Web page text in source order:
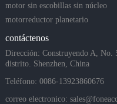
motor sin escobillas sin núcleo
motorreductor planetario
contáctenos
Dirección: Construyendo A, No.
distrito. Shenzhen, China
Teléfono: 0086-13923860676
correo electronico: